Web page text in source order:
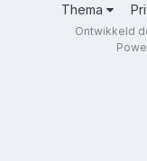
Thema
Ontwikkeld